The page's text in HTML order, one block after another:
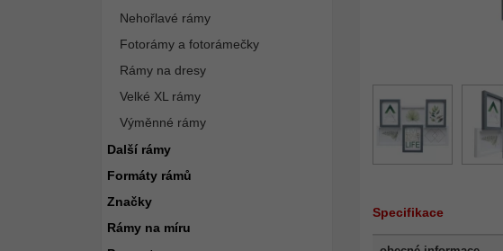
Nehořlavé rámy
Fotorámy a fotorámečky
Rámy na dresy
Velké XL rámy
Výměnné rámy
Další rámy
Formáty rámů
Značky
Rámy na míru
Specifikace